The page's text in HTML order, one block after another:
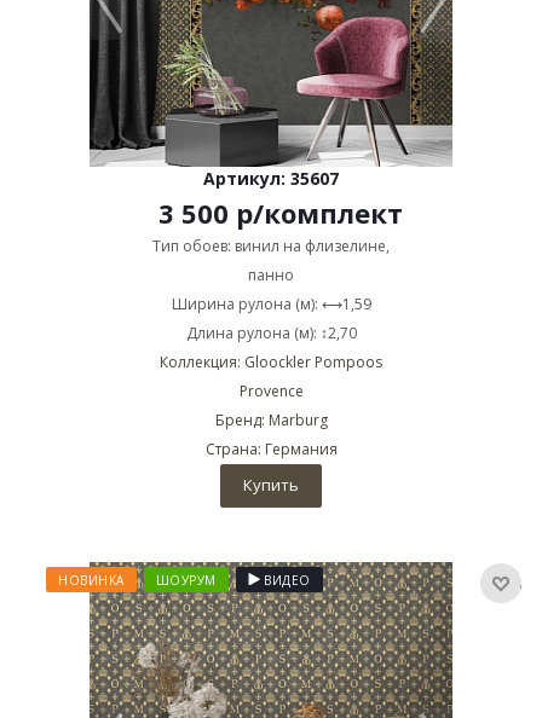
Артикул: 35607
3 500 р/комплект
Тип обоев: винил на флизелине,
панно
Ширина рулона (м): ⟷1,59
Длина рулона (м): ↕2,70
Коллекция: Gloockler Pompoos
Provence
Бренд: Marburg
Страна: Германия
Купить
НОВИНКА ШОУРУМ ВИДЕО